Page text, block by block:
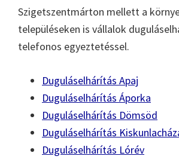
Szigetszentmárton mellett a
településeken is vállalok
telefonos egyeztetéssel.
Duguláselhárítás Apaj
Duguláselhárítás Áporka
Duguláselhárítás Dömsöd
Duguláselhárítás
Duguláselhárítás Lórév